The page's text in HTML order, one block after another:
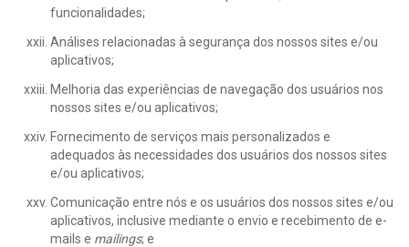
funcionalidades;
Análises relacionadas à segurança dos nossos sites e/ou
aplicativos;
Melhoria das experiências de navegação dos usuários nos
nossos sites e/ou aplicativos;
Fornecimento de serviços mais personalizados e
adequados às necessidades dos usuários dos nossos sites
e/ou aplicativos;
Comunicação entre nós e os usuários dos nossos sites e/ou
aplicativos, inclusive mediante o envio e recebimento de e-
mails e mailings; e